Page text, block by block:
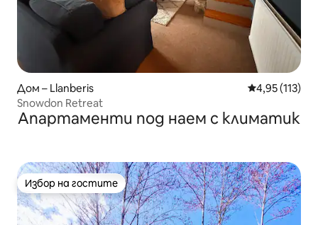
Дом – Llanberis Средна
4,95 (113)
Snowdon Retreat
Апартаменти под наем с климатик
Избор на гостите
Избор на гостите